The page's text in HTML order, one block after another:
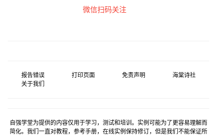
微信扫码关注
报告错误 打印页面 免责声明
海棠诗社
关于我们
自强学堂为提供的内容仅用于学习，测试和培训。实例可能为了更容易理解而
简化。我们一直对教程，参考手册，在线实例保持修订，但是我们不能保证所